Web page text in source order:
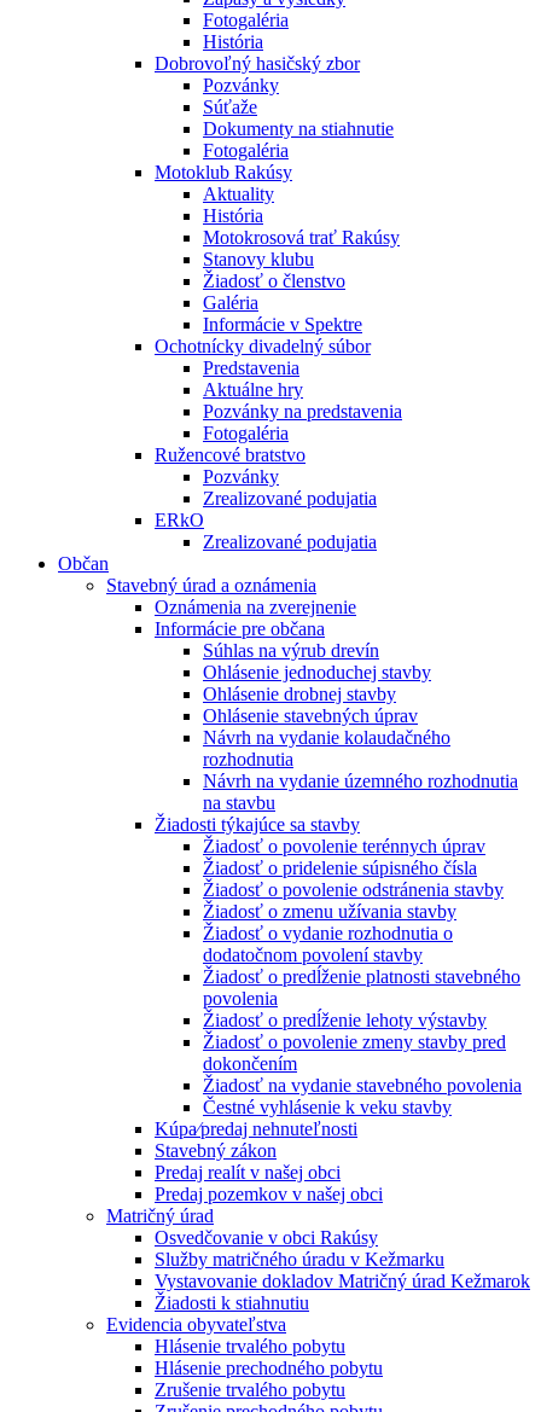
Fotogaléria
História
Dobrovoľný hasičský zbor
Pozvánky
Súťaže
Dokumenty na stiahnutie
Fotogaléria
Motoklub Rakúsy
Aktuality
História
Motokrosová trať Rakúsy
Stanovy klubu
Žiadosť o členstvo
Galéria
Informácie v Spektre
Ochotnícky divadelný súbor
Predstavenia
Aktuálne hry
Pozvánky na predstavenia
Fotogaléria
Ružencové bratstvo
Pozvánky
Zrealizované podujatia
ERkO
Zrealizované podujatia
Občan
Stavebný úrad a oznámenia
Oznámenia na zverejnenie
Informácie pre občana
Súhlas na výrub drevín
Ohlásenie jednoduchej stavby
Ohlásenie drobnej stavby
Ohlásenie stavebných úprav
Návrh na vydanie kolaudačného
rozhodnutia
Návrh na vydanie územného rozhodnutia
na stavbu
Žiadosti týkajúce sa stavby
Žiadosť o povolenie terénnych úprav
Žiadosť o pridelenie súpisného čísla
Žiadosť o povolenie odstránenia stavby
Žiadosť o zmenu užívania stavby
Žiadosť o vydanie rozhodnutia o
dodatočnom povolení stavby
Žiadosť o predĺženie platnosti stavebného
povolenia
Žiadosť o predĺženie lehoty výstavby
Žiadosť o povolenie zmeny stavby pred
dokončením
Žiadosť na vydanie stavebného povolenia
Čestné vyhlásenie k veku stavby
Kúpa⁄predaj nehnuteľnosti
Stavebný zákon
Predaj realít v našej obci
Predaj pozemkov v našej obci
Matričný úrad
Osvedčovanie v obci Rakúsy
Služby matričného úradu v Kežmarku
Vystavovanie dokladov Matričný úrad Kežmarok
Žiadosti k stiahnutiu
Evidencia obyvateľstva
Hlásenie trvalého pobytu
Hlásenie prechodného pobytu
Zrušenie trvalého pobytu